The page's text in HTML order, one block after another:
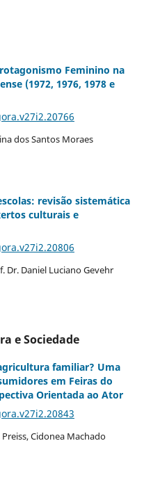
Feminino na
(1972, 1976, 1978 e
dos Santos Moraes
revisão sistemática
culturais e
Dr. Daniel Luciano Gevehr
e Sociedade
familiar? Uma
em Feiras do
Orientada ao Ator
Cidonea Machado